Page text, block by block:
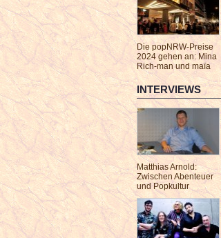
Die popNRW-Preise
2024 gehen an: Mina
Rich-man und maïa
INTERVIEWS
Matthias Arnold:
Zwischen Abenteuer
und Popkultur